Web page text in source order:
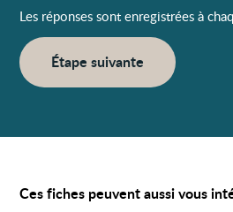
Les réponses sont enregistrées à
Étape suivante
Ces fiches peuvent aussi vous